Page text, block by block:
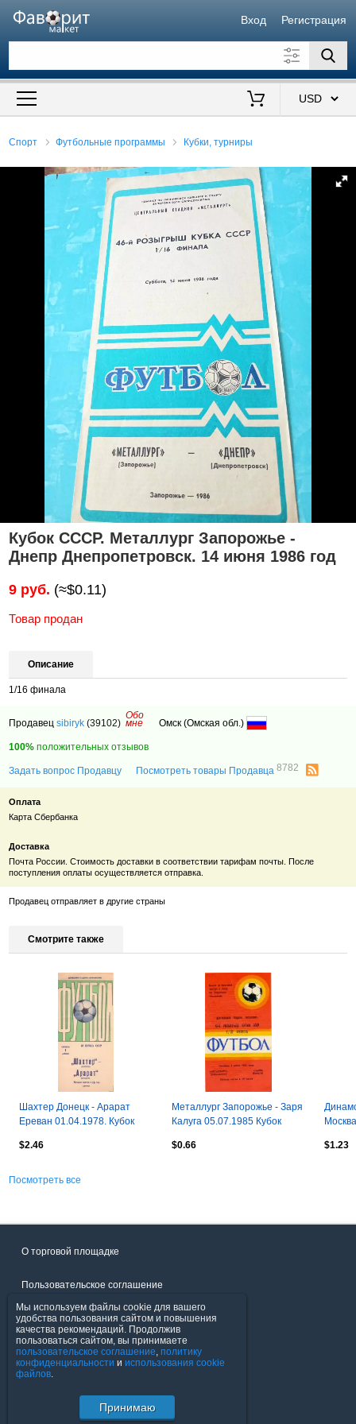
Вход Регистрация
Искать также в описании
Спорт Футбольные программы Кубки, турниры
Кубок СССР. Металлург Запорожье -
Днепр Днепропетровск. 14 июня 1986 год
9 руб. (≈$0.11)
Товар продан
Описание
1/16 финала
Продавецsibiryk (39102)
Обо
мне Омск (Омская обл.)
100% положительных отзывов
Задать вопрос Продавцу Посмотреть товары Продавца8782
Оплата
Карта Сбербанка
Доставка
Почта России. Стоимость доставки в соответствии тарифам почты. После
поступления оплаты осуществляется отправка.
Продавец отправляет в другие страны
Смотрите также
Шахтер Донецк - Арарат
Ереван 01.04.1978. Кубок
$2.46
Металлург Запорожье - Заря
Калуга 05.07.1985 Кубок
$0.66
$1.23
Посмотреть все
О торговой площадке
Пользовательское соглашение
Политика конфиденциальности
Продавцы
© FavoritMarket.com
Мы используем файлы cookie для вашего
удобства пользования сайтом и повышения
качества рекомендаций. Продолжив
пользоваться сайтом, вы принимаете
пользовательское соглашение, политику
конфиденциальности и использования cookie
файлов.
Принимаю